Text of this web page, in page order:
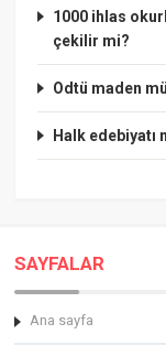
1000 ihlas
çekilir mi?
Odtü maden
Halk edebiyatı
SAYFALAR
Ana sayfa